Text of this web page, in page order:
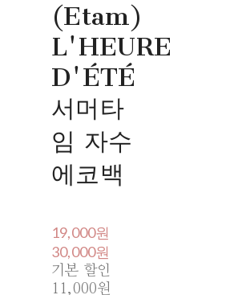
(Etam)
L'HEURE
D'ÉTÉ
서머타
임 자수
에코백
19,000원
30,000원
기본 할인
11,000원